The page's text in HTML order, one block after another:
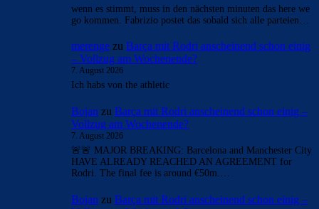
wenn es stimmt, muss in den nächsten minuten das here we
go kommen. Fabrizio postet das sobald sich alle parteien…
merenge zu Barça mit Rodri anscheinend schon einig
– Vollzug am Wochenende?
7. August 2026
Ich habs von the athletic
Bojan zu Barça mit Rodri anscheinend schon einig –
Vollzug am Wochenende?
7. August 2026
🚨🚨 MAJOR BREAKING: Barcelona and Manchester City
HAVE ALREADY REACHED AN AGREEMENT for
Rodri. The final fee is around €50m.…
Bojan zu Barça mit Rodri anscheinend schon einig –